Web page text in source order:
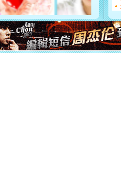
卖了。
[春节] 风
颜！冬去
道一声平
[春节]传
片叶子是
送你一棵